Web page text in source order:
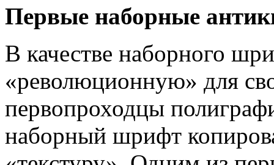
Первые наборные
В качестве наборного
«революционную» для
первопроходцы
наборный шрифт